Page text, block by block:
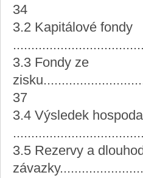
34
3.2 Kapitálové fondy
3.3 Fondy ze
37
3.4 Výsledek
3.5 Rezervy a